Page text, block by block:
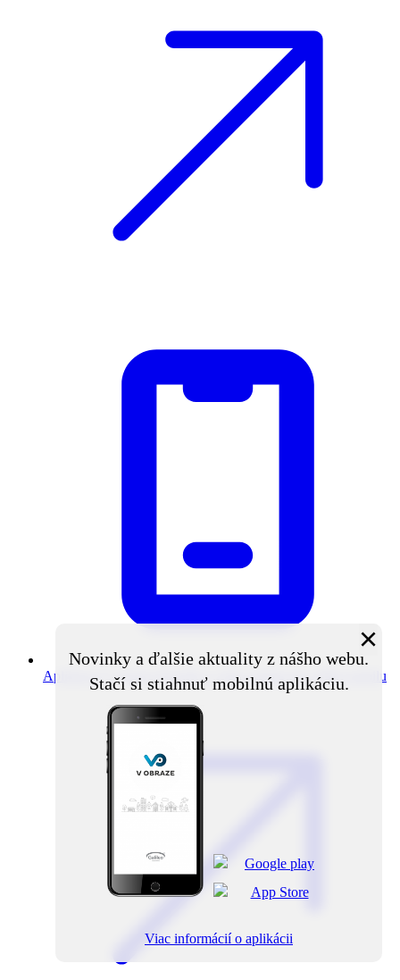
Aplikácia V obraze Novinky z obce priamo do vášho mobilu
Novinky a ďalšie aktuality z nášho webu.
Stačí si stiahnuť mobilnú aplikáciu.
×
Viac informácií o aplikácii